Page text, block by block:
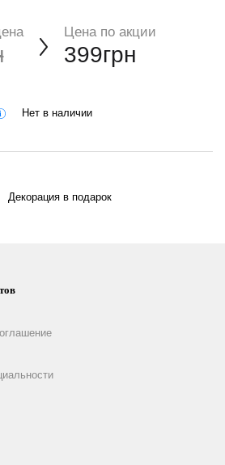
Цена по акции
399грн
Нет в наличии
Декорация в подарок